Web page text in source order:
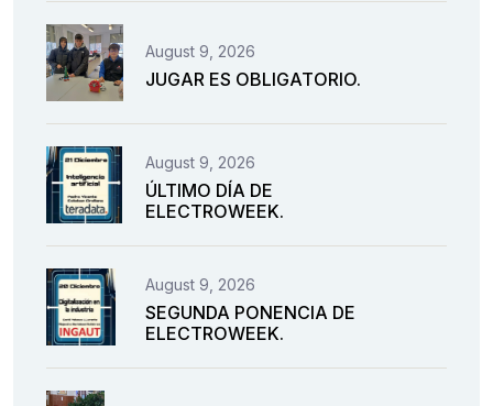
August 9, 2026
JUGAR ES OBLIGATORIO.
August 9, 2026
ÚLTIMO DÍA DE
ELECTROWEEK.
August 9, 2026
SEGUNDA PONENCIA DE
ELECTROWEEK.